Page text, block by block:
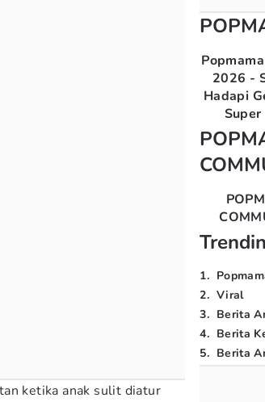
ketika anak sulit diatur
2026 -
Hadapi
1.
2. Viral
3. Berita
4. Berita
5. Berita